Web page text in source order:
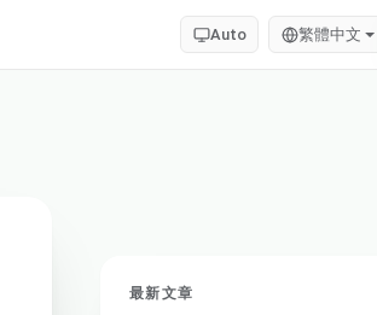
Auto 繁體中文
最新文章